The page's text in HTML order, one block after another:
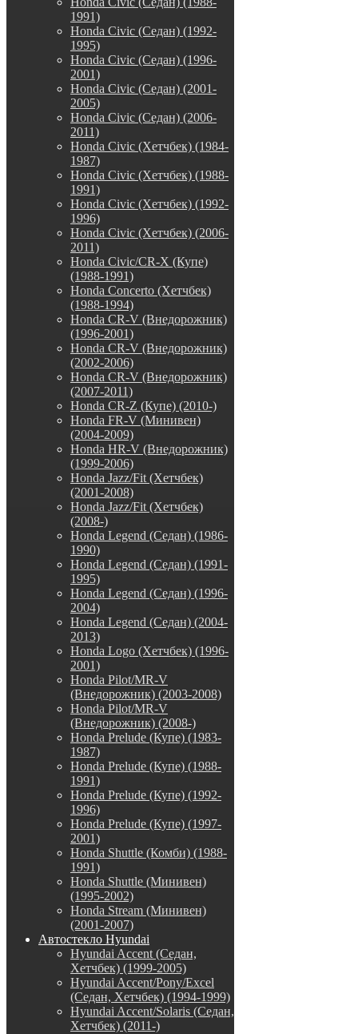
1991)
Honda Civic (Седан) (1992-
1995)
Honda Civic (Седан) (1996-
2001)
Honda Civic (Седан) (2001-
2005)
Honda Civic (Седан) (2006-
2011)
Honda Civic (Хетчбек) (1984-
1987)
Honda Civic (Хетчбек) (1988-
1991)
Honda Civic (Хетчбек) (1992-
1996)
Honda Civic (Хетчбек) (2006-
2011)
Honda Civic/CR-X (Купе)
(1988-1991)
Honda Concerto (Хетчбек)
(1988-1994)
Honda CR-V (Внедорожник)
(1996-2001)
Honda CR-V (Внедорожник)
(2002-2006)
Honda CR-V (Внедорожник)
(2007-2011)
Honda CR-Z (Купе) (2010-)
Honda FR-V (Минивен)
(2004-2009)
Honda HR-V (Внедорожник)
(1999-2006)
Honda Jazz/Fit (Хетчбек)
(2001-2008)
Honda Jazz/Fit (Хетчбек)
(2008-)
Honda Legend (Седан) (1986-
1990)
Honda Legend (Седан) (1991-
1995)
Honda Legend (Седан) (1996-
2004)
Honda Legend (Седан) (2004-
2013)
Honda Logo (Хетчбек) (1996-
2001)
Honda Pilot/MR-V
(Внедорожник) (2003-2008)
Honda Pilot/MR-V
(Внедорожник) (2008-)
Honda Prelude (Купе) (1983-
1987)
Honda Prelude (Купе) (1988-
1991)
Honda Prelude (Купе) (1992-
1996)
Honda Prelude (Купе) (1997-
2001)
Honda Shuttle (Комби) (1988-
1991)
Honda Shuttle (Минивен)
(1995-2002)
Honda Stream (Минивен)
(2001-2007)
Автостекло Hyundai
Hyundai Accent (Седан,
Хетчбек) (1999-2005)
Hyundai Accent/Pony/Excel
(Седан, Хетчбек) (1994-1999)
Hyundai Accent/Solaris (Седан,
Хетчбек) (2011-)